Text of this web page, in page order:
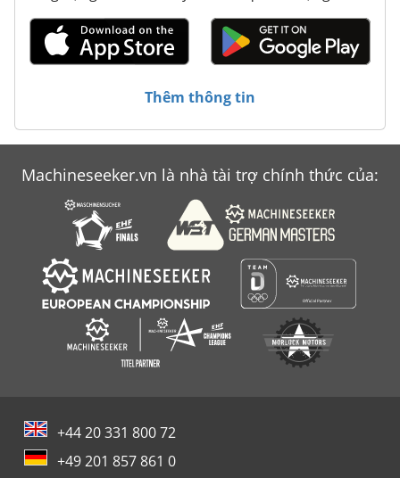
Maho Graziano Gr 400 C
Messer Griesheim Magstar 20
Schechtl Ht 200
Schechtl Ksv 200
Takisawa Ts 20
Thêm thông tin
Machineseeker.vn là nhà tài trợ chính thức của:
+44 20 331 800 72
+49 201 857 861 0